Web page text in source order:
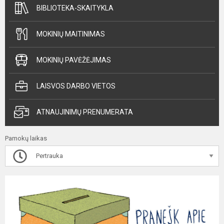
BIBLIOTEKA-SKAITYKLA
MOKINIŲ MAITINIMAS
MOKINIŲ PAVĖŽĖJIMAS
LAISVOS DARBO VIETOS
ATNAUJINIMŲ PRENUMERATA
Pamokų laikas
Pertrauka